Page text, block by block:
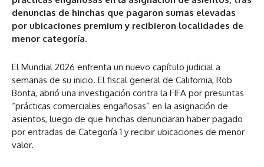
denuncias de hinchas que pagaron sumas elevadas
por ubicaciones premium y recibieron localidades de
menor categoría.
El Mundial 2026 enfrenta un nuevo capítulo judicial a
semanas de su inicio. El fiscal general de California, Rob
Bonta, abrió una investigación contra la FIFA por presuntas
“prácticas comerciales engañosas” en la asignación de
asientos, luego de que hinchas denunciaran haber pagado
por entradas de Categoría 1 y recibir ubicaciones de menor
valor.